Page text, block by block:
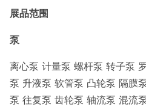
展品范围
泵
离心泵 计量泵 螺杆泵 转子泵
泵 升液泵 软管泵 凸轮泵 隔膜
泵 往复泵 齿轮泵 轴流泵 混流